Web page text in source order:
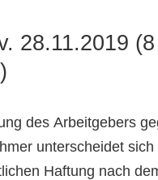
28.11.2019
des Arbeitgebers
unterscheidet sich
Haftung nach